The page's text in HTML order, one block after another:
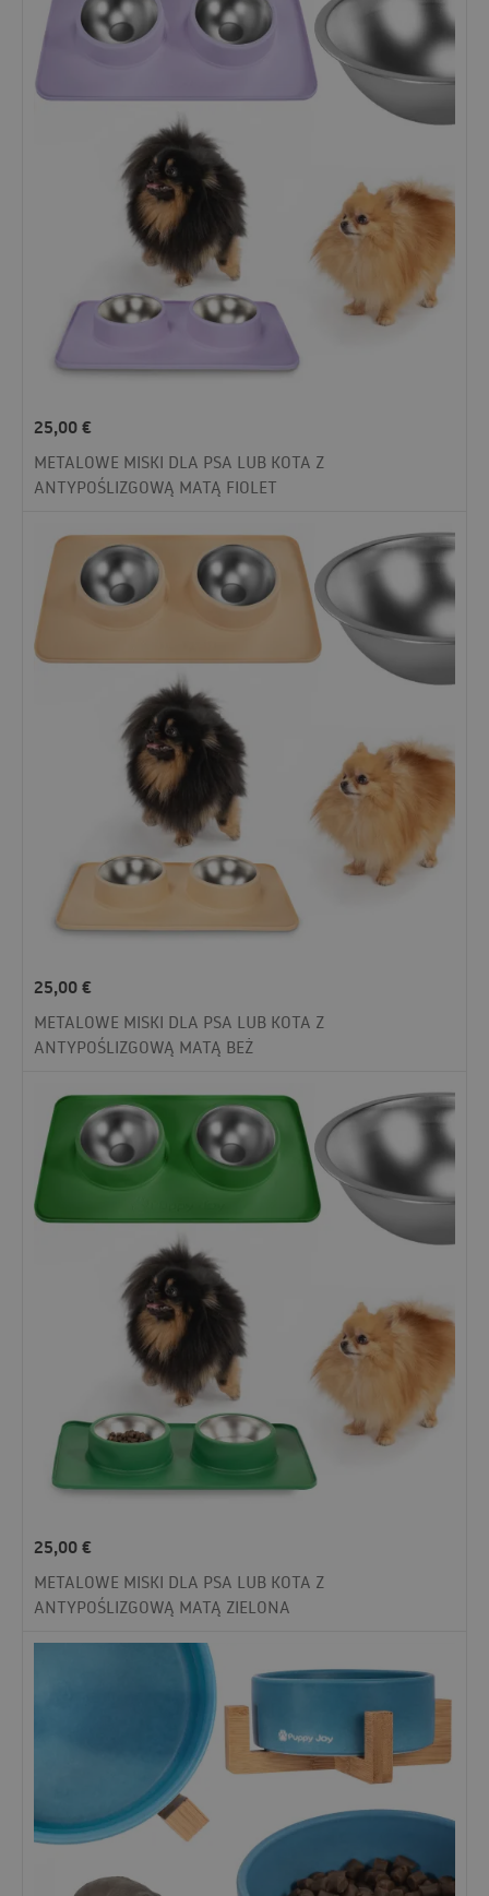
25,00€
METALOWE MISKI DLA PSA LUB KOTA Z
ANTYPOŚLIZGOWĄ MATĄ FIOLET
25,00€
METALOWE MISKI DLA PSA LUB KOTA Z
ANTYPOŚLIZGOWĄ MATĄ BEŻ
25,00€
METALOWE MISKI DLA PSA LUB KOTA Z
ANTYPOŚLIZGOWĄ MATĄ ZIELONA